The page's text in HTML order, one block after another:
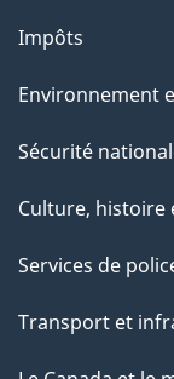
Impôts
Environnement
Sécurité
Culture, histoire
Services de
Transport et